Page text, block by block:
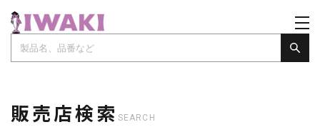
販売店検索 SEARCH